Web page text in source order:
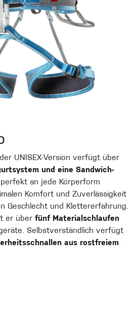
UNISEX-Version verfügt über
und eine Sandwich-
an jede Körperform
Komfort und Zuverlässigkeit
Geschlecht und Klettererfahrung.
er über fünf Materialschlaufen
Selbstverständlich verfügt
aus rostfreiem